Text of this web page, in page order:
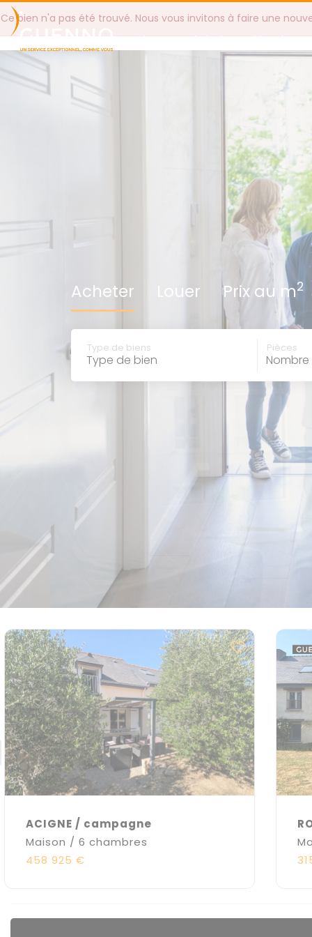
Louer Acheter Vendre
Ce bien n'a pas été trouvé. Nous vous invitons à faire une
Acheter Louer Prix au m2
type de bien
ACIGNE / campagne
Maison / 6 chambres
458 925 €